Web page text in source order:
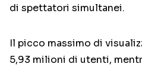
di spettatori simultanei.
Il picco massimo di
5,93 milioni di utenti,